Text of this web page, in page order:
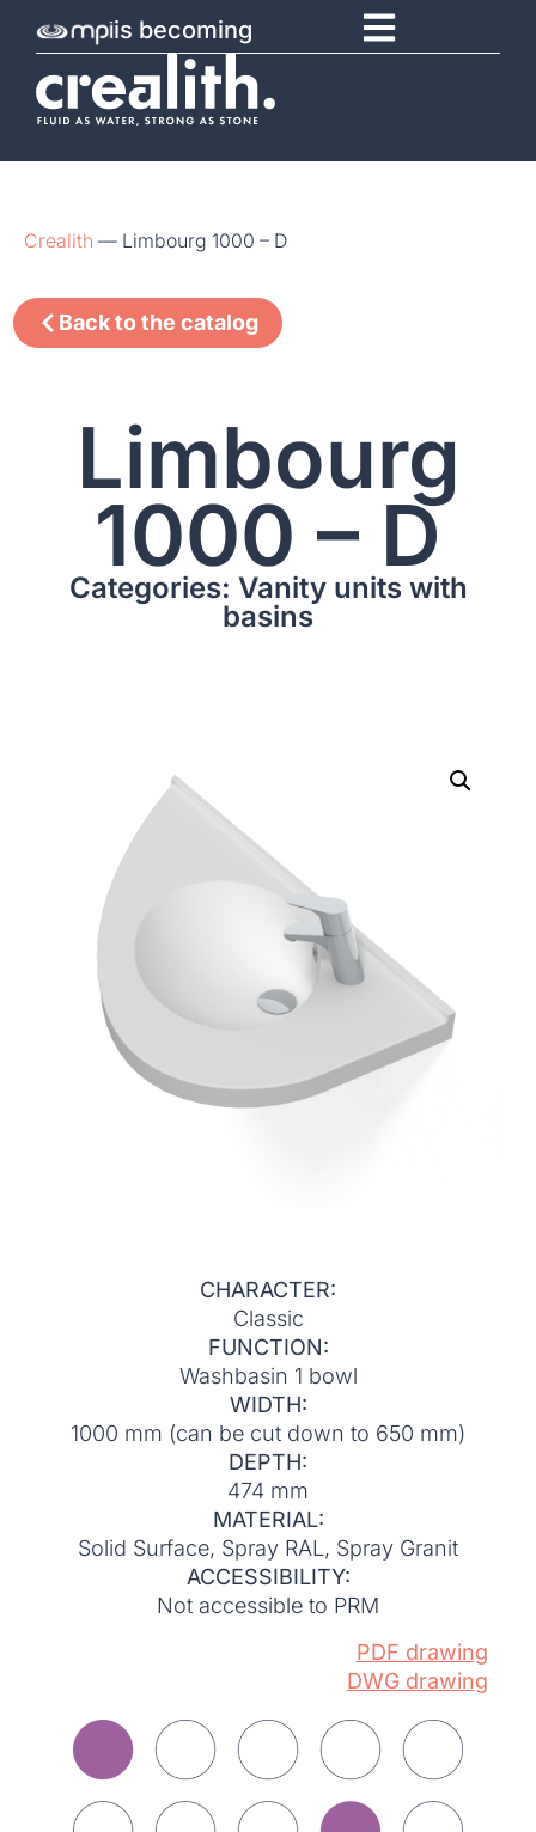
is becoming
Crealith — Limbourg 1000 – D
Back to the catalog
Limbourg
1000 – D
Categories: Vanity units with
basins
CHARACTER:
Classic
FUNCTION:
Washbasin 1 bowl
WIDTH:
1000 mm (can be cut down to 650 mm)
DEPTH:
474 mm
MATERIAL:
Solid Surface, Spray RAL, Spray Granit
ACCESSIBILITY:
Not accessible to PRM
PDF drawing
DWG drawing